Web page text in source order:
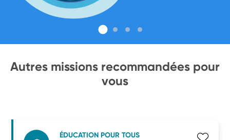
Autres missions recommandées pour
vous
ÉDUCATION POUR TOUS